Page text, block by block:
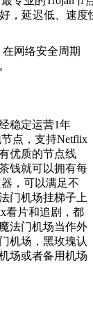
，延迟低、速度
网络安全周期
稳定运营1年
点，支持Netflix
优质的节点线
钱就可以拥有每
，可以满足不
门机场挂梯子上
看片和追剧，都
法门机场当作外
机场，黑玫瑰认
场或者备用机场